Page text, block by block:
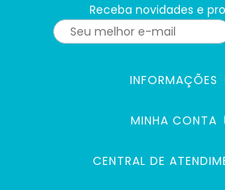
Receba novidades e
INFORMAÇÕES
MINHA CONTA
CENTRAL DE